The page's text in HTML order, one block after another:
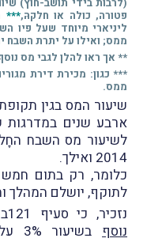
פטורה, כולה או חלקהּ,***
ממס; ואילו על יתרת השבח
** אך ראו להלן לגבי מס
*** כגון: מכירת דירת
ממס.
שיעור המס בגין
לשיעור מס השבח
2014 ואילך.
כלומר, רק בתום חמש
לתוקף, יושלם המהלך
נזכיר, כי סעיף 121ב לפקודת מס הכנסה משית
נוסף